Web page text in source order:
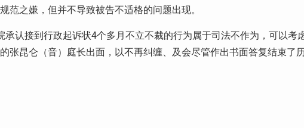
范之嫌，但并不导致被告不适格的问题出现。
认接到行政起诉状4个多月不立不裁的行为属于司法不作为，可以考
张昆仑（音）庭长出面，以不再纠缠、及会尽管作出书面答复结束了